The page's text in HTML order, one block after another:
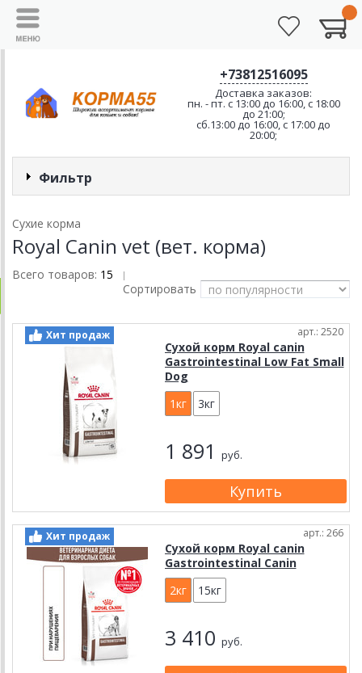
+73812516095
Доставка заказов:
пн. - пт. с 13:00 до 16:00, с 18:00
до 21:00;
сб.13:00 до 16:00, с 17:00 до
20:00;
Фильтр
Сухие корма
Royal Canin vet (вет. корма)
Всего товаров: 15 |
Сортировать
Хит продаж арт.: 2520
Сухой корм Royal canin
Gastrointestinal Low Fat Small
Dog
1кг
3кг
1 891 руб.
Хит продаж арт.: 266
Сухой корм Royal canin
Gastrointestinal Canin
2кг
15кг
3 410 руб.